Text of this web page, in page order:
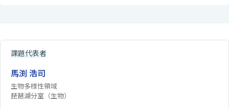
課題代表者
馬渕 浩司
生物多様性領域
琵琶湖分室（生物）